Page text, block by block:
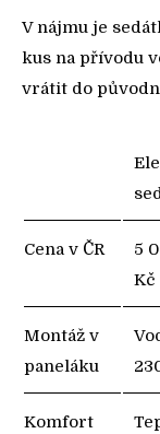
V nájmu je
kus na přívodu
vrátit do
Cena v ČR
5
Kč
Montáž v
paneláku
Komfort